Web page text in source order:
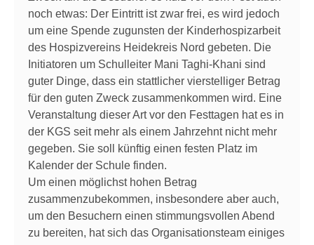
noch etwas: Der Eintritt ist zwar frei, es wird jedoch
um eine Spende zugunsten der Kinderhospizarbeit
des Hospizvereins Heidekreis Nord gebeten. Die
Initiatoren um Schulleiter Mani Taghi-Khani sind
guter Dinge, dass ein stattlicher vierstelliger Betrag
für den guten Zweck zusammenkommen wird. Eine
Veranstaltung dieser Art vor den Festtagen hat es in
der KGS seit mehr als einem Jahrzehnt nicht mehr
gegeben. Sie soll künftig einen festen Platz im
Kalender der Schule finden.
Um einen möglichst hohen Betrag
zusammenzubekommen, insbesondere aber auch,
um den Besuchern einen stimmungsvollen Abend
zu bereiten, hat sich das Organisationsteam einiges